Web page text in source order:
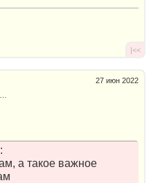
|<<
27 июн 2022
:
а такое важное